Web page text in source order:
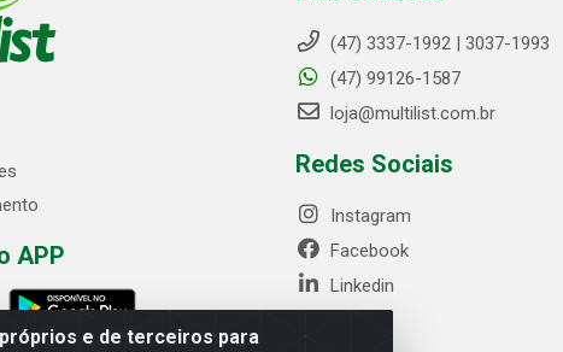
e de terceiros para
APP
(47) 3337-1992 | 3037-1993
(47) 99126-1587
loja@multilist.com.br
Redes Sociais
Instagram
Facebook
Linkedin